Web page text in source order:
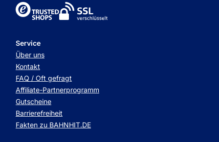
TrustedShops
Service
Über uns
Kontakt
FAQ / Oft gefragt
Affiliate-Partnerprogramm
Gutscheine
Barrierefreiheit
Fakten zu BAHNHIT.DE